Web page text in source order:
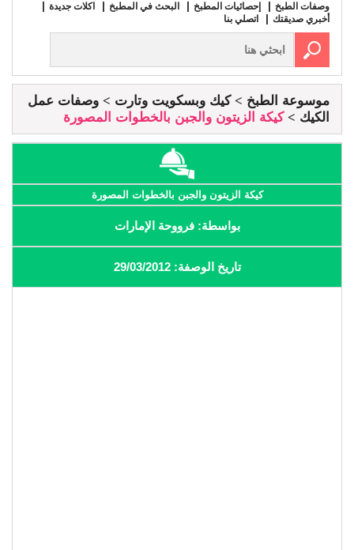
وصفات الطبخ إحصائيات المطبخ البحث في المطبخ
اكلات جديدة
أخبري صديقتك
اتصلي بنا
موسوعة الطبخ كيك وبسكويت وتارت
وصفات عمل
الكيك
كيكة الزيتون والجبن بالخطوات المصورة
كيكة الزيتون والجبن بالخطوات المصورة
بواسطة: فرووحة الإمارات
تاريخ الوصفة: 29/03/2012